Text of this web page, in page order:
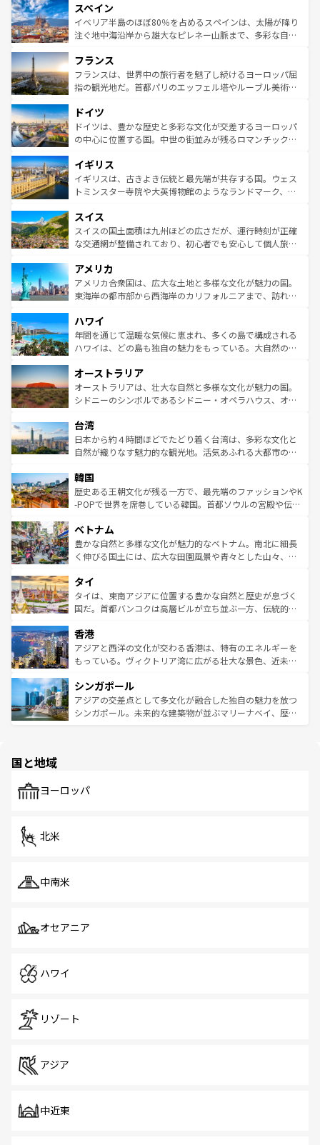
ろん、トスカーナの美しい田園風景やアマルフィ海岸の絶
景など、自然景観も見逃せない。観光の合間には、本場の
ピザやパスタなど、絶品のイタリア料理を堪能することも
ませてくれるイタリアで、忘れられない旅をしてみよう！
なお、新着のイタリア情報はコンテンツ一覧 を参照してほ
しい。
スペイン
イベリア半島のほぼ80％を占めるスペインは、太陽が降り
注ぐ地中海沿岸から雄大なピレネー山脈まで、多彩な自然
文化が根付くこの国では、情熱的なフラメンコ、熱気あふ
れる闘牛、そして美味しいタパスが生活の一部となってい
る。首都マドリードの洗練された雰囲気や、バルセロナの
の城塞都市、穏やかなビーチリゾートまで多彩な表情を見
せる。地方によって風土や気候が異なるスペインはその個
性で訪れる人を魅了する。 なお、新着のスペイン情報はコ
フランス
フランスは、世界中の旅行者を魅了し続けるヨーロッパ屈
指の観光地だ。首都パリのエッフェル塔やルーブル美術館
で、幅広い魅力が詰まっている。華麗な宮殿、歴史的な大
聖堂、美しいビーチ、そして豊かな自然が、訪れる者を心
から魅了する。また、フランスは美食の国としても知ら
いる。シャンパンの発祥地であるランス、プロヴァンスの
香り高いラベンダー畑など、多彩な楽しみ方が可能だ。さ
らに、パリ以外の地域にも魅力が溢れており、どの街角に
れる地方に足を運ぶとそれぞれで全く異なる文化を体験で
きるだろう。 なお、新着のフランス情報はコンテンツ一覧
を参照してほしい。
ドイツ
ドイツは、豊かな歴史と多彩な文化が交差するヨーロッパ
の中心に位置する国。中世の街並みが残るロマンチック街
顔を持つこの国は、どこを歩いても飽きることがない。ベ
ルリンの文化的活気、バイエルン州のアルプスの絶景、そ
してライン川沿いのワイン畑といった風景は必見。ビール
は、お酒好きな人にはぜひ体験してほしい。 なお、新着の
ドイツ情報はコンテンツ一覧を参照してほしい。
イギリス
イギリスは、古きよき伝統と最先端が共存する国。ウェス
トミンスター寺院や大英博物館のようなランドマーク、歴
リアごとに異なる魅力がある。また、優雅なアフタヌーン
ティー、ビール好きにはたまらない英国パブ、サッカー観
戦など、本場だからこそできる体験も豊富。イギリスを旅
ンツ一覧を参照してほしい。
スイス
スイスの国土面積は九州ほどの広さだが、運行時刻が正確
な交通網が整備されており、初心者でも安心して個人旅行
の建物がそのまま残る町や、スイスならではのユニークな
博物館もあり、アルプス観光だけでなく町歩きも満喫する
ことができる。国民の所得が高いため物価も高いが、旅行
ば市内交通費無料で観光を楽しむこともできる。 なお、新
着のスイス情報はコンテンツ一覧 を参照してほしい。
アメリカ
アメリカ合衆国は、広大な土地と多様な文化が魅力の国。
東海岸の都市部から西海岸のカリフォルニアまで、訪れる
のような巨大都市は、観光、ショッピング、エンターテイ
ンメントが詰まった刺激的なスポットだ。一方、アメリカ
西部には大自然が広がり、グランドキャニオンやイエロー
部のニューオーリンズでは、音楽と美食が融合した独特の
文化が魅力。旅行者はアメリカの各地域で異なる魅力を楽
しみながら、その多様性と豊かな歴史を感じることができ
ならではの贅沢な旅のスタイルだ。 なお、新着のアメリカ
情報はコンテンツ一覧を参照してほしい。
ハワイ
年間を通じて温暖な気候に恵まれ、多くの島で構成される
ハワイは、どの島も独自の魅力をもっている。大自然の神
ワイ島は見逃せない。また、定番の観光地といえばオアフ
島だが、静かな自然を求めるならマウイ島やカウアイ島が
おすすめ。エメラルドグリーンに輝く海をはじめ、豊かな
れるおもてなしの心で訪れる人々を迎えてくれるハワイの
人々、おいしいローカルフードやハワイアンミュージッ
ク、伝統的なフラダンスなど、すべてがハワイの魅力を彩
ワイを、存分に味わってほしい。 なお、新着のハワイ情報
はコンテンツ一覧を参照してほしい。
オーストラリア
オーストラリアは、壮大な自然と多様な文化が魅力の国。
シドニーのシンボルであるシドニー・オペラハウス、オー
リアリーフや大陸中央部にそびえるウルル（エアーズロッ
ク）、タスマニアの美しい原生林やケアンズの熱帯雨林な
ど、見どころがたくさん。また、カフェやワイン、オージ
いる。アクティビティも充実しており、サーフィンやダイ
ビング、ハイキングなど、アウトドア好きにはたまらな
い。オーストラリアの多彩な魅力を存分に味わいつくそ
参照してほしい。
台湾
日本から約４時間ほどでたどり着く台湾は、多彩な文化と
自然が織りなす魅力的な観光地。活気あふれる大都市の台
ン）、静ひつな山岳地帯である台湾東部など、都市の喧騒
と山間の静けさが共存しており、訪れる人に新しい発見と
驚きをもたらしてくれる。また、奥深い台湾の食文化も魅
容にもいいと評判のスイーツなど、バラエティ豊かな料理
が味わえる。 なお、新着の台湾情報は コンテンツ一覧を参
照してほしい。
韓国
歴史ある王朝文化が残る一方で、最先端のファッションやK
-POPで世界を席巻している韓国。首都ソウルの宮殿や伝統
き、地方に足を延ばせば四季折々の自然美を楽しむことが
できる。そして、キムチや焼肉、絶品のストリートフード
まで、さまざまな韓国料理が待っている。夜には、韓国な
リティに包まれながら、韓国の多彩な魅力を心ゆくまで味
わってみてほしい。 なお、新着の韓国情報はコンテンツ一
覧を参照してほしい。
ベトナム
豊かな自然と多様な文化が魅力的なベトナム。南北に細長
く伸びる国土には、広大な田園風景や青々とした山々、世
急速な発展と共に伝統が息づく。ハノイの古い町並みやホ
ーチミン市のフランス統治時代の建物も、独特の雰囲気を
醸し出している。また、バラエティの豊かさとおいしさで
とつ。フォーやバインミー、ベトナムコーヒーなどは、ぜ
ひ現地で味わいたい。どの地域を訪れてもあたたかい人々
が旅行者を迎えてくれるので、きっと忘れられない旅にな
参照してほしい。
タイ
タイは、東南アジアに位置する豊かな自然と歴史が息づく
国だ。首都バンコクは高層ビルが立ち並ぶ一方、伝統的な
の活気が交差している。北部ではチェンマイなどの山岳地
帯で自然と触れ合い、南部ではプーケットやクラビの美し
いビーチでリゾート気分を楽しむことができる。タイ料理
激する。気候は一年中温暖で、どの季節にも異なる楽しみ
が待っている。親しみやすいタイの人々、仏教を中心とし
た文化、そして多様な観光資源が、訪れる旅人を魅了し続
香港
アジアと西洋の文化が交わる香港は、特有のエネルギーを
もっている。ヴィクトリア湾に広がる壮大な景色、近未来
み、どこを訪れても感動するはず。観光スポットが密集し
ており、効率よく見どころを回れるのも魅力。息をのむよ
うな絶景から文化的な体験まで、香港を存分に楽しみ尽く
シンガポール
アジアの交差点として多文化が融合した独自の魅力を放つ
シンガポール。未来的な建築物が並ぶマリーナベイ、歴史
で、ホーカーズは地元の風情を楽しめる外せないスポット
国と地域
ヨーロッパ
北米
中南米
オセアニア
ハワイ
リゾート
アジア
中近東